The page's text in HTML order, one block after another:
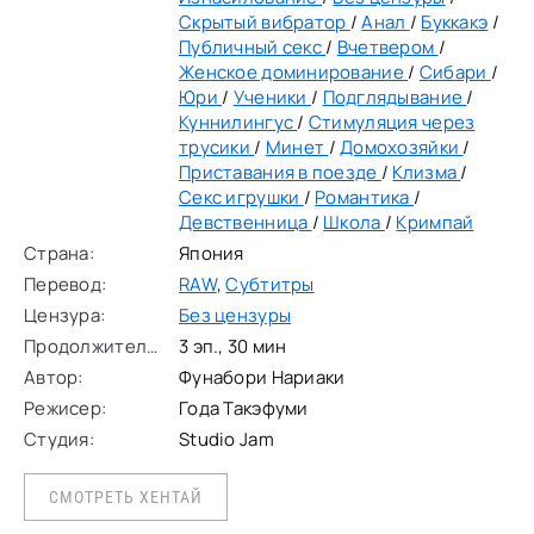
Скрытый вибратор /Анал / Буккакэ /
Публичный секс/ Вчетвером /
Женское доминирование/ Сибари /
Юри / Ученики / Подглядывание/
Куннилингус/ Стимуляция через
трусики / Минет /Домохозяйки /
Приставания в поезде / Клизма/
Секс игрушки / Романтика /
Девственница / Школа / Кримпай
Страна:
Япония
Перевод:
RAW,Субтитры
Цензура:
Без цензуры
Продолжительность:
3 эп., 30 мин
Автор:
Фунабори Нариаки
Режисер:
Года Такэфуми
Студия:
Studio Jam
СМОТРЕТЬ ХЕНТАЙ